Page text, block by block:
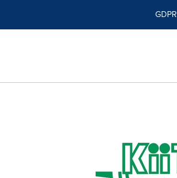
GDPR